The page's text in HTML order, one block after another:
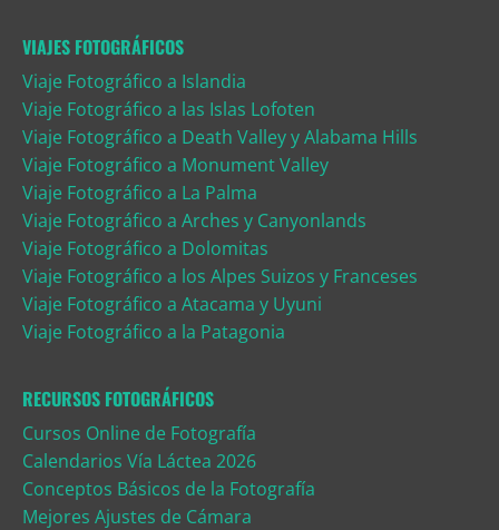
VIAJES FOTOGRÁFICOS
Viaje Fotográfico a Islandia
Viaje Fotográfico a las Islas Lofoten
Viaje Fotográfico a Death Valley y Alabama Hills
Viaje Fotográfico a Monument Valley
Viaje Fotográfico a La Palma
Viaje Fotográfico a Arches y Canyonlands
Viaje Fotográfico a Dolomitas
Viaje Fotográfico a los Alpes Suizos y Franceses
Viaje Fotográfico a Atacama y Uyuni
Viaje Fotográfico a la Patagonia
RECURSOS FOTOGRÁFICOS
Cursos Online de Fotografía
Calendarios Vía Láctea 2026
Conceptos Básicos de la Fotografía
Mejores Ajustes de Cámara